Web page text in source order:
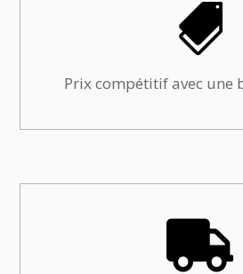

Prix compétitif avec une
